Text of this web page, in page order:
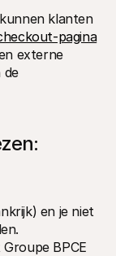
klanten
pagina
externe
de
en je niet
BPCE